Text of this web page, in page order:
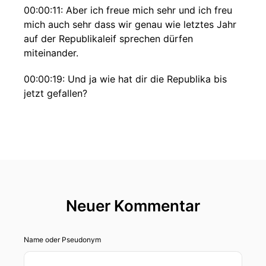
00:00:11: Aber ich freue mich sehr und ich freu
mich auch sehr dass wir genau wie letztes Jahr
auf der Republikaleif sprechen dürfen
miteinander.
00:00:19: Und ja wie hat dir die Republika bis
jetzt gefallen?
krank im Bett lagen auch ganz viel Zeit mit
00:00:40: Verbracht habe, stayed with me!
Neuer Kommentar
Name oder Pseudonym